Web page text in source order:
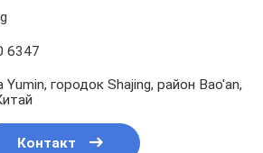
6347
Yumin, городок Shajing, район Bao'an,
Контакт